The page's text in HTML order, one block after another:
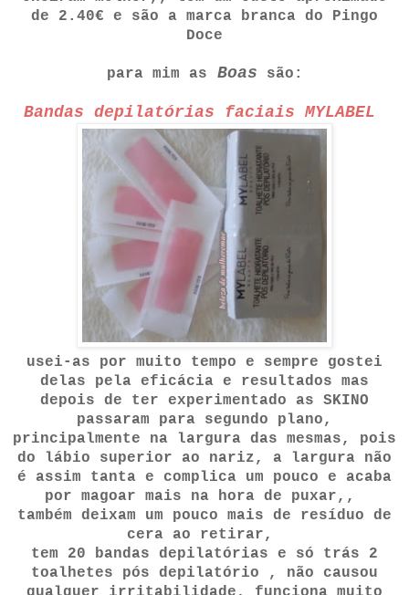
de 2.40€ e são a marca branca do Pingo
Doce
para mim as Boas são:
Bandas depilatórias faciais MYLABEL
usei-as por muito tempo e sempre gostei
delas pela eficácia e resultados mas
depois de ter experimentado as SKINO
passaram para segundo plano,
principalmente na largura das mesmas, pois
do lábio superior ao nariz, a largura não
é assim tanta e complica um pouco e acaba
por magoar mais na hora de puxar,,
também deixam um pouco mais de resíduo de
cera ao retirar,
tem 20 bandas depilatórias e só trás 2
toalhetes pós depilatório , não causou